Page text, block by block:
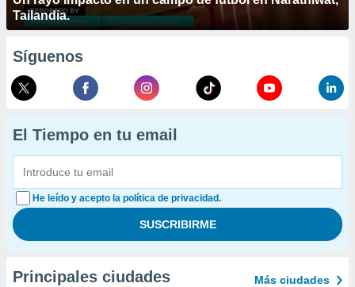
Tailandia.
Síguenos
El Tiempo en tu email
He leído y acepto la política de privacidad.
Principales ciudades Más ciudades